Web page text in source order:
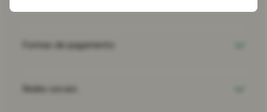
Formas de pagamento
Redes sociais